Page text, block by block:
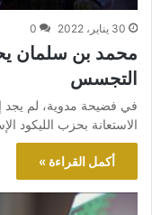
30 يناير، 2022 0
محمد بن سلمان
التجسس
في فضيحة مدوية، لم
الاستعانة بحزب الليكود
أكمل القراءة »